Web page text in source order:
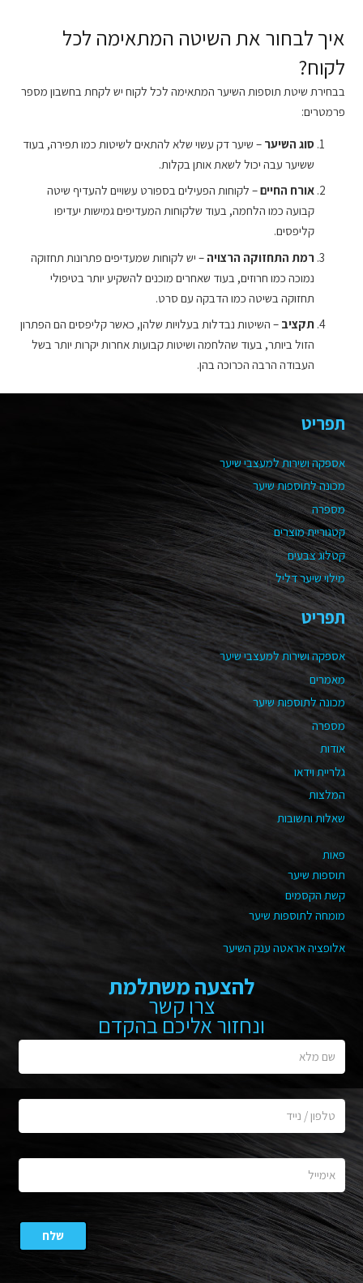
איך לבחור את השיטה המתאימה לכל
לקוח?
בבחירת שיטת תוספות השיער המתאימה לכל לקוח יש לקחת בחשבון מספר
פרמטרים:
סוג השיער – שיער דק עשוי שלא להתאים לשיטות כמו תפירה, בעוד
ששיער עבה יכול לשאת אותן בקלות.
אורח החיים– לקוחות הפעילים בספורט עשויים להעדיף שיטה
קבועה כמו הלחמה, בעוד שלקוחות המעדיפים גמישות יעדיפו
קליפסים.
רמת התחזוקה הרצויה – יש לקוחות שמעדיפים פתרונות תחזוקה
נמוכה כמו חרוזים, בעוד שאחרים מוכנים להשקיע יותר בטיפולי
תחזוקה בשיטה כמו הדבקה עם סרט.
תקציב – השיטות נבדלות בעלויות שלהן, כאשר קליפסים הם הפתרון
הזול ביותר, בעוד שהלחמה ושיטות קבועות אחרות יקרות יותר בשל
העבודה הרבה הכרוכה בהן.
תפריט
אספקה ושירות למעצבי שיער
מכונה לתוספות שיער
מספרה
קטגוריית מוצרים
קטלוג צבעים
מילוי שיער דליל
תפריט
אספקה ושירות למעצבי שיער
מאמרים
מכונה לתוספות שיער
מספרה
אודות
גלריית וידאו
המלצות
שאלות ותשובות
פאות
תוספות שיער
קשת הקסמים
מומחה לתוספות שיער
אלופציה אראטה ענק השיער
להצעה משתלמת
צרו קשר
ונחזור אליכם בהקדם